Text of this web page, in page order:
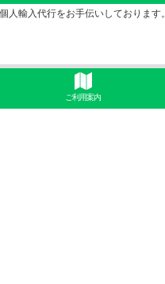
輸入代行をお手伝いしております。
ご利用案内